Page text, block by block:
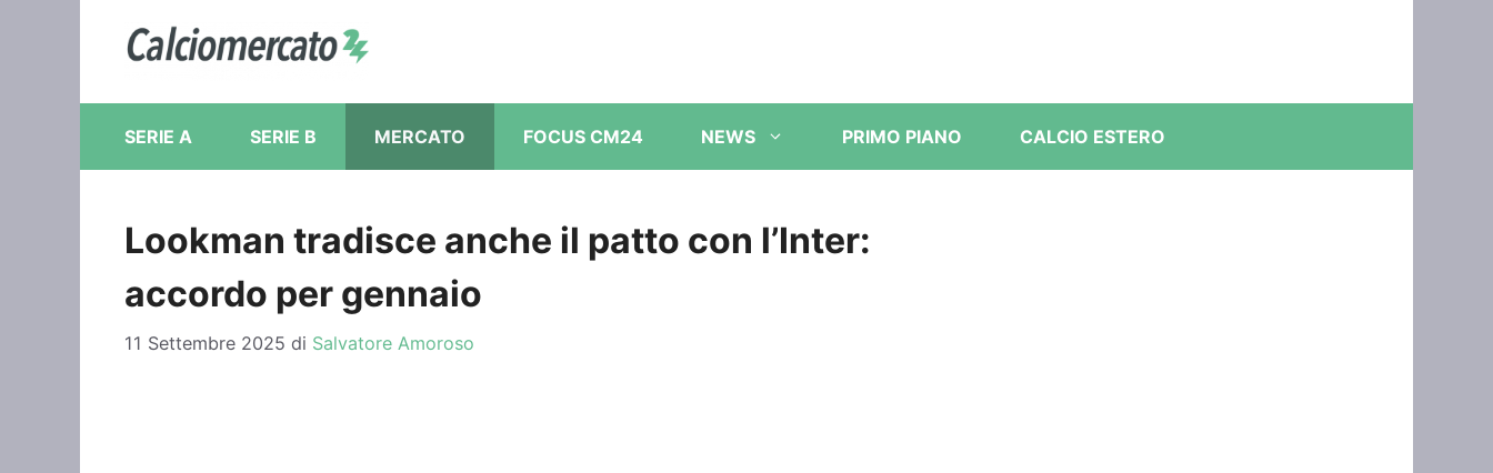
contenuto
SERIE A SERIE B MERCATO FOCUS CM24 NEWS PRIMO PIANO CALCIO ESTERO
Lookman tradisce anche il patto con l’Inter:
accordo per gennaio
11 Settembre 2025 di Salvatore Amoroso